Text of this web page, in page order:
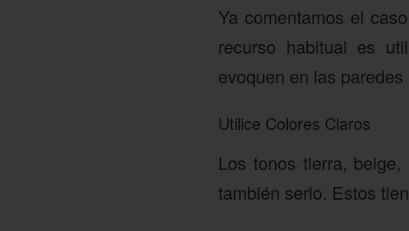
Ya comentamos el
recurso habitual es
evoquen en las
Utilice Colores Claros
Los tonos tierra,
también serlo. Estos